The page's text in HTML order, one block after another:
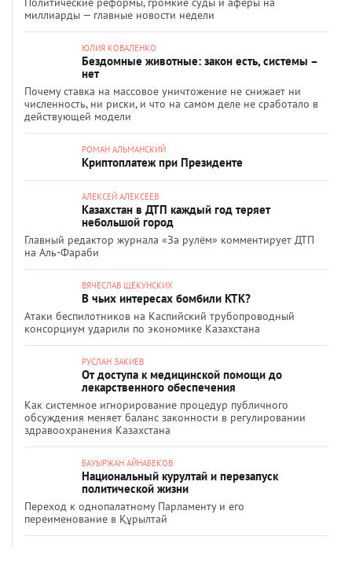
миллиарды — главные новости недели
ЮЛИЯ КОВАЛЕНКО
Бездомные животные: закон есть, системы –
нет
Почему ставка на массовое уничтожение не снижает ни
численность, ни риски, и что на самом деле не сработало в
действующей модели
РОМАН АЛЬМАНСКИЙ
Криптоплатеж при Президенте
АЛЕКСЕЙ АЛЕКСЕЕВ
Казахстан в ДТП каждый год теряет
небольшой город
Главный редактор журнала «За рулём» комментирует ДТП
на Аль-Фараби
ВЯЧЕСЛАВ ЩЕКУНСКИХ
В чьих интересах бомбили КТК?
Атаки беспилотников на Каспийский трубопроводный
консорциум ударили по экономике Казахстана
РУСЛАН ЗАКИЕВ
От доступа к медицинской помощи до
лекарственного обеспечения
Как системное игнорирование процедур публичного
обсуждения меняет баланс законности в регулировании
здравоохранения Казахстана
БАУЫРЖАН АЙНАБЕКОВ
Национальный курултай и перезапуск
политической жизни
Переход к однопалатному Парламенту и его
переименование в Құрылтай